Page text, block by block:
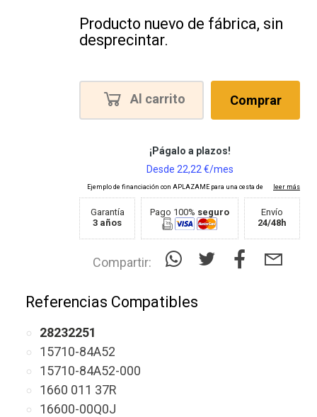
Producto nuevo de fábrica, sin
desprecintar.
Al carrito Comprar
Garantía
3 años
Pago 100% seguro
Envío
24/48h
Compartir:
Referencias Compatibles
28232251
15710-84A52
15710-84A52-000
1660 011 37R
16600-00Q0J